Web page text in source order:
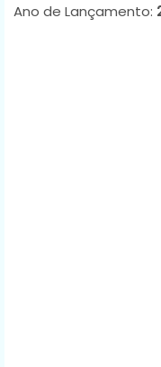
Ano de Lançamento: